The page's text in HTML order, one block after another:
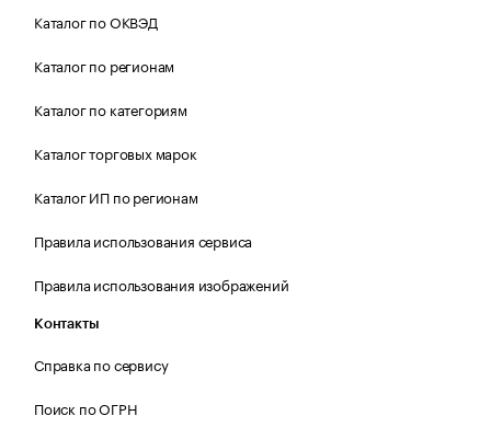
Каталог по ОКВЭД
Каталог по регионам
Каталог по категориям
Каталог торговых марок
Каталог ИП по регионам
Правила использования сервиса
Правила использования изображений
Контакты
Справка по сервису
Поиск по ОГРН